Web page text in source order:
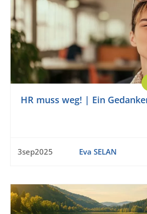
HR muss weg! | Ein
3sep2025 Eva SELAN